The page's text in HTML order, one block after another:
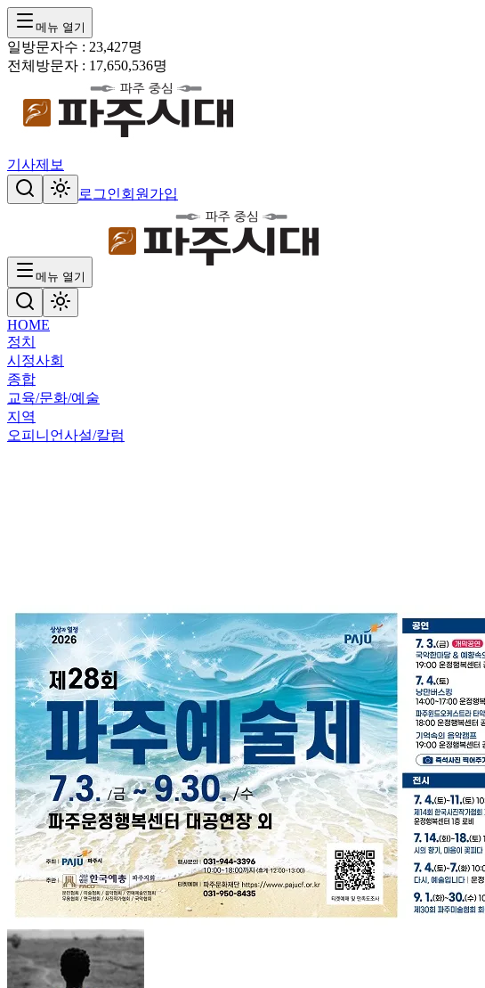
메뉴 열기
일방문자수 : 23,427명
전체방문자 : 17,650,536명
기사제보
로그인회원가입
메뉴 열기
HOME
정치
시정사회
종합
교육/문화/예술
지역
오피니언사설/칼럼